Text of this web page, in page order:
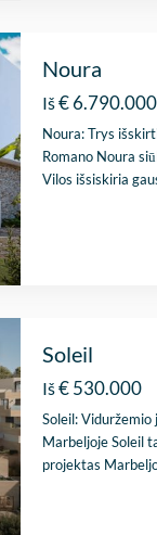
Noura
Iš€ 6.790.000
Noura: Trys
Romano Noura
Vilos išsiskiria
Soleil
Iš€ 530.000
Soleil:
Marbeljoje Soleil
projektas